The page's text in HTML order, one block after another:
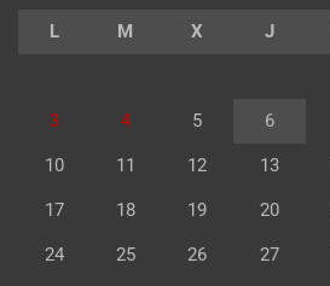
L M X J
3 4 5 6
10 11 12 13
17 18 19 20
24 25 26 27